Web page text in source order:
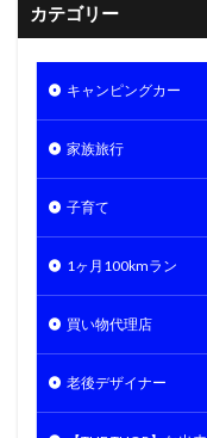
カテゴリー
キャンピングカー
家族旅行
子育て
1ヶ月100kmラン
買い物代理店
老後デザイナー